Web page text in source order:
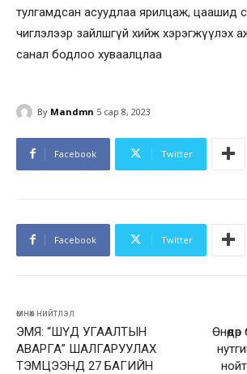
тулгамдсан асуудлаа ярилцаж, цаашид
чиглэлээр зайлшгүй хийж хэрэгжүүлэх
санал бодлоо хуваалцлаа
By Mandmn 5 сар 8, 2023
Facebook Twitter
Facebook Twitter
өмнөх нийтлэл
ЭМЯ: “ШҮД УГААЛТЫН
АВАРГА” ШАЛГАРУУЛАХ
ТЭМЦЭЭНД 27 БАГИЙН